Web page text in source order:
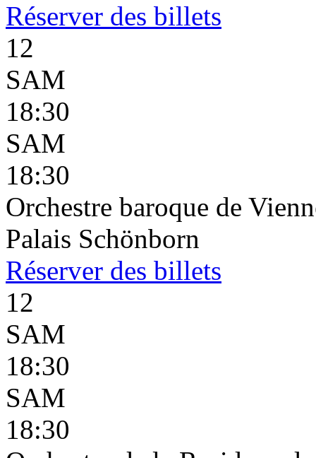
Réserver des billets
12
SAM
18:30
SAM
18:30
Orchestre baroque de
Palais Schönborn
Réserver des billets
12
SAM
18:30
SAM
18:30